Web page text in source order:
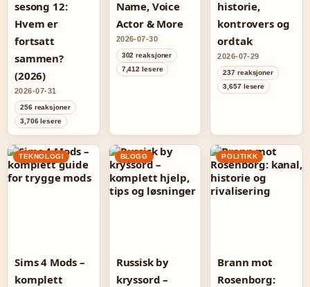
sesong 12:
Hvem er
fortsatt
sammen?
(2026)
2026-07-31
256 reaksjoner
3,706 lesere
Name, Voice
Actor & More
2026-07-30
302 reaksjoner
7,412 lesere
historie,
kontrovers og
ordtak
2026-07-29
237 reaksjoner
3,657 lesere
TEKNOLOGI
Sims 4 Mods –
komplett
BLOGG
Russisk by
kryssord –
POLITIKK
Brann mot
Rosenborg: